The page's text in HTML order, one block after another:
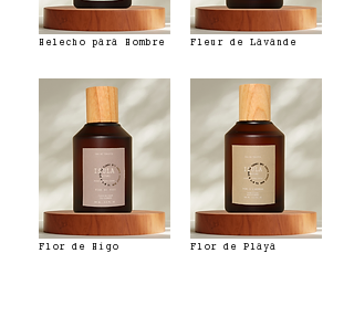
Helecho para Hombre Fleur de Lavande
Flor de Higo Flor de Playa